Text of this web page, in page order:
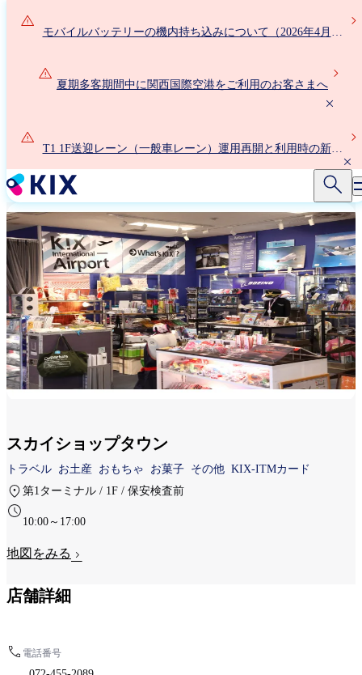
移
動
モバイルバッテリーの機内持ち込みについて（2026年4月24
夏期多客期間中に関西国際空港をご利用のお客さまへ
T1 1F送迎レーン（一般車レーン）運用再開と利用時の新ル
スカイショップタウン
トラベル お土産 おもちゃ お菓子 その他 KIX-ITMカード
第1ターミナル / 1F / 保安検査前
10:00～17:00
地図をみる
店舗詳細
電話番号